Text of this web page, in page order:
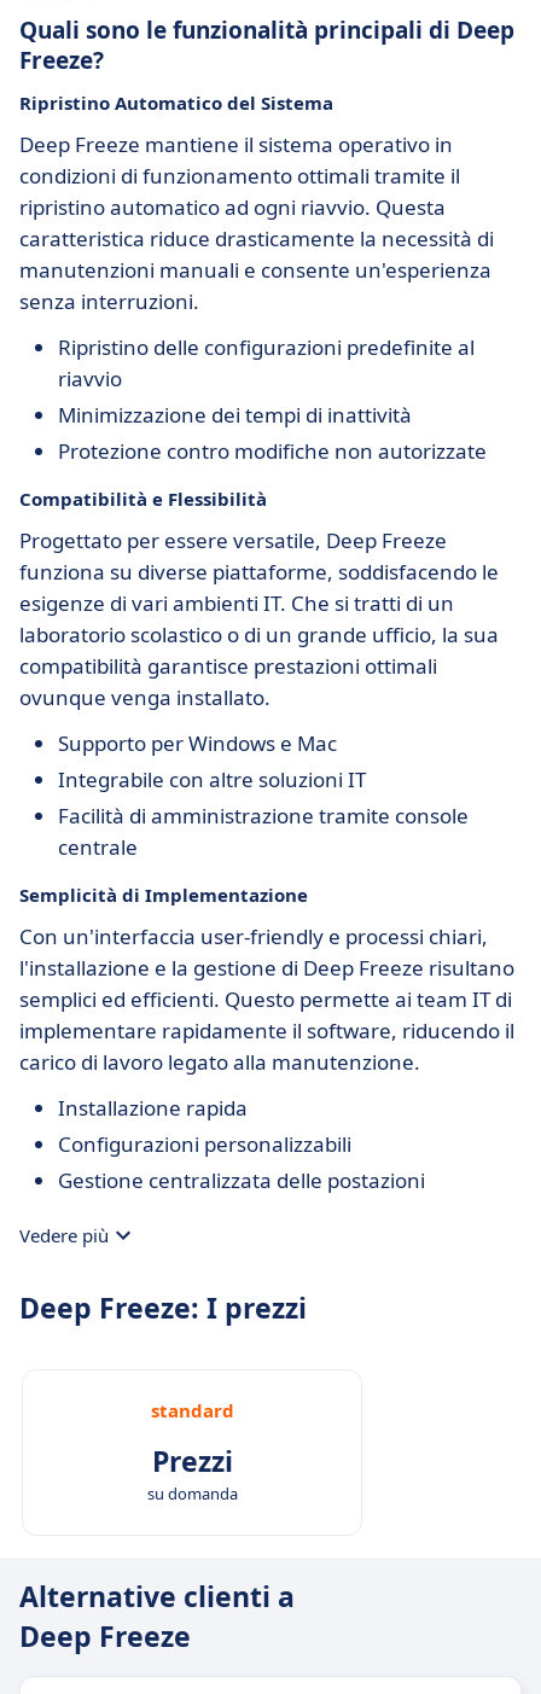
Quali sono le funzionalità principali di Deep
Freeze?
Ripristino Automatico del Sistema
Deep Freeze mantiene il sistema operativo in
condizioni di funzionamento ottimali tramite il
ripristino automatico ad ogni riavvio. Questa
caratteristica riduce drasticamente la necessità di
manutenzioni manuali e consente un'esperienza
senza interruzioni.
Ripristino delle configurazioni predefinite al
riavvio
Minimizzazione dei tempi di inattività
Protezione contro modifiche non autorizzate
Compatibilità e Flessibilità
Progettato per essere versatile, Deep Freeze
funziona su diverse piattaforme, soddisfacendo le
esigenze di vari ambienti IT. Che si tratti di un
laboratorio scolastico o di un grande ufficio, la sua
compatibilità garantisce prestazioni ottimali
ovunque venga installato.
Supporto per Windows e Mac
Integrabile con altre soluzioni IT
Facilità di amministrazione tramite console
centrale
Semplicità di Implementazione
Con un'interfaccia user-friendly e processi chiari,
l'installazione e la gestione di Deep Freeze risultano
semplici ed efficienti. Questo permette ai team IT di
implementare rapidamente il software, riducendo il
carico di lavoro legato alla manutenzione.
Installazione rapida
Configurazioni personalizzabili
Gestione centralizzata delle postazioni
Vedere più
Deep Freeze: I prezzi
standard
Prezzi
su domanda
Alternative clienti a
Deep Freeze